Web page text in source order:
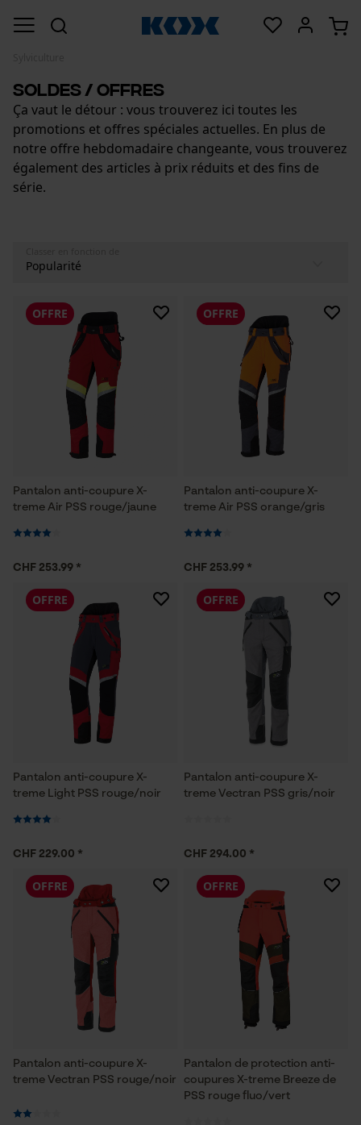
Soldes / Offres
Ça vaut le détour : vous trouverez ici toutes les
promotions et offres spéciales actuelles. En plus de
notre offre hebdomadaire changeante, vous trouverez
également des articles à prix réduits et des fins de
série.
Pantalon anti-coupure X-
treme Air PSS rouge/jaune
OFFRE
CHF 253.99 *
Pantalon anti-coupure X-
treme Air PSS orange/gris
OFFRE
CHF 253.99 *
Pantalon anti-coupure X-
treme Light PSS rouge/noir
OFFRE
CHF 229.00 *
Pantalon anti-coupure X-
treme Vectran PSS gris/noir
OFFRE
CHF 294.00 *
Pantalon anti-coupure X-
treme Vectran PSS rouge/noir
OFFRE
Pantalon de protection anti-
coupures X-treme Breeze de
PSS rouge fluo/vert
OFFRE